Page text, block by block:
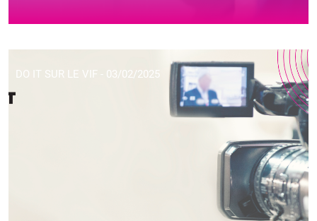
DO IT SUR LE VIF - 03/02/2025